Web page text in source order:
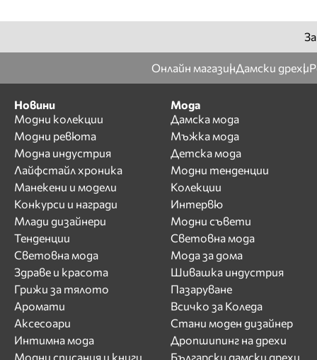
Мария
Мария Богданова
Мария Илиева
Мария Недкова
Мария Силвестър
Мартин Йорданов
Мартина Вачкова
Миглена
Дерменджиева - Меги
Дерм
Мика Стоичков
Милица
Милица Гладнишка
Мира Добрева
Мирослав Костадинов
- Миро
Онлайн магазинДамски дрехи
Новини
Модни колекции
Модни ревюта
Модна индустрия
Лайфстайл хроника
Манекени и модели
Конкурси и награди
Млади дизайнери
Тенденции
Световна мода
Здраве и красота
Грижи за тялото
Аромати
Аксесоари
Интимна мода
Модни списания и книги
Мода
Дамска мода
Мъжка мода
Детска мода
Модни тенденции
Колекции
Интервю
Модни съвети
Световна мода
Мода за дома
Шивашка индустрия
Пазаруване
Всичко за Коледа
Стани моден дизайнер
Дропшипинг на дрехи
Български дамски дрехи